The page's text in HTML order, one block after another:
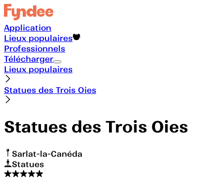
Application
Lieux populaires
Professionnels
Télécharger
Lieux populaires
Statues des Trois Oies
Statues des Trois Oies
Sarlat-la-Canéda
Statues